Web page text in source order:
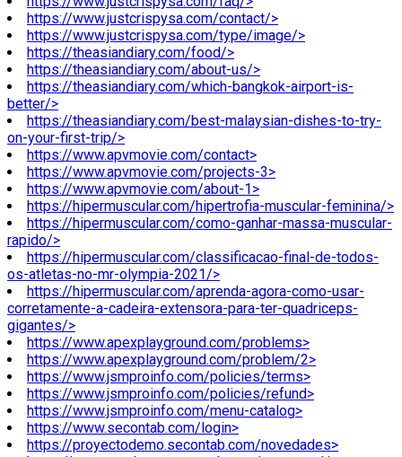
https://www.justcrispysa.com/contact/>
https://www.justcrispysa.com/type/image/>
https://theasiandiary.com/food/>
https://theasiandiary.com/about-us/>
https://theasiandiary.com/which-bangkok-airport-is-
better/>
https://theasiandiary.com/best-malaysian-dishes-to-try-
on-your-first-trip/>
https://www.apvmovie.com/contact>
https://www.apvmovie.com/projects-3>
https://www.apvmovie.com/about-1>
https://hipermuscular.com/hipertrofia-muscular-feminina/>
https://hipermuscular.com/como-ganhar-massa-muscular-
rapido/>
https://hipermuscular.com/classificacao-final-de-todos-
os-atletas-no-mr-olympia-2021/>
https://hipermuscular.com/aprenda-agora-como-usar-
corretamente-a-cadeira-extensora-para-ter-quadriceps-
gigantes/>
https://www.apexplayground.com/problems>
https://www.apexplayground.com/problem/2>
https://www.jsmproinfo.com/policies/terms>
https://www.jsmproinfo.com/policies/refund>
https://www.jsmproinfo.com/menu-catalog>
https://www.secontab.com/login>
https://proyectodemo.secontab.com/novedades>